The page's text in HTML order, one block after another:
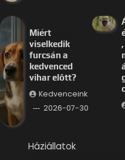
Miért
viselkedik
furcsán a
kedvenced
vihar előtt?
Kedvenceink
2026-07-30
Háziállatok